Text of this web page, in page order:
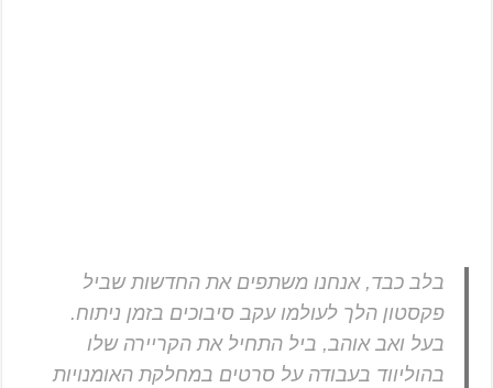
בלב כבד, אנחנו משתפים את החדשות שביל
פקסטון הלך לעולמו עקב סיבוכים בזמן ניתוח.
בעל ואב אוהב, ביל התחיל את הקריירה שלו
בהוליווד בעבודה על סרטים במחלקת האומנויות